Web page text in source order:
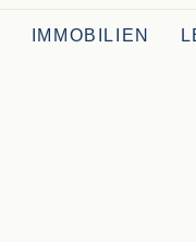
IMMOBILIEN